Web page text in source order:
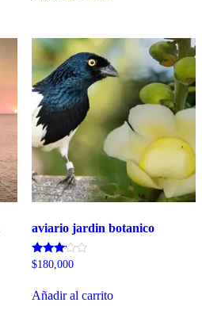
aviario jardin botanico
Valorado
de 5
$180,000
Añadir al carrito